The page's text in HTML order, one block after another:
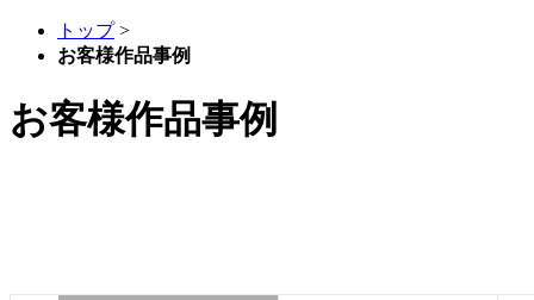
トップ>
お客様作品事例
お客様作品事例